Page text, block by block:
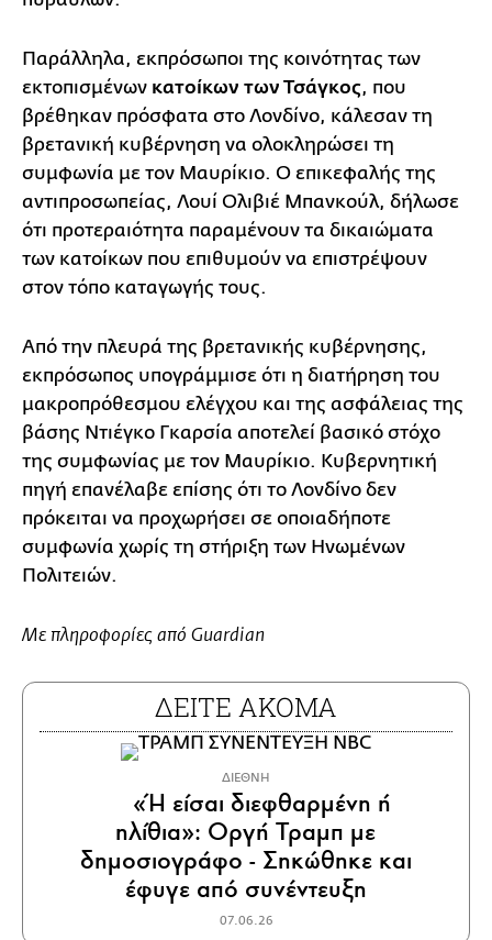
Παράλληλα, εκπρόσωποι της κοινότητας των
εκτοπισμένων κατοίκων των Τσάγκος, που
βρέθηκαν πρόσφατα στο Λονδίνο, κάλεσαν τη
βρετανική κυβέρνηση να ολοκληρώσει τη
συμφωνία με τον Μαυρίκιο. Ο επικεφαλής της
αντιπροσωπείας, Λουί Ολιβιέ Μπανκούλ, δήλωσε
ότι προτεραιότητα παραμένουν τα δικαιώματα
των κατοίκων που επιθυμούν να επιστρέψουν
στον τόπο καταγωγής τους.
Από την πλευρά της βρετανικής κυβέρνησης,
εκπρόσωπος υπογράμμισε ότι η διατήρηση του
μακροπρόθεσμου ελέγχου και της ασφάλειας της
βάσης Ντιέγκο Γκαρσία αποτελεί βασικό στόχο
της συμφωνίας με τον Μαυρίκιο. Κυβερνητική
πηγή επανέλαβε επίσης ότι το Λονδίνο δεν
πρόκειται να προχωρήσει σε οποιαδήποτε
συμφωνία χωρίς τη στήριξη των Ηνωμένων
Πολιτειών.
Με πληροφορίες από Guardian
ΔΕΙΤΕ ΑΚΟΜΑ
ΔΙΕΘΝΗ
«Ή είσαι διεφθαρμένη ή
ηλίθια»: Οργή Τραμπ με
δημοσιογράφο - Σηκώθηκε και
έφυγε από συνέντευξη
07.06.26